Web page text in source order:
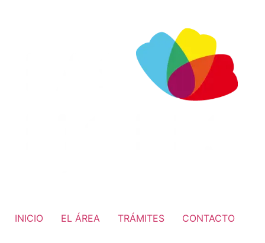
INICIO EL ÁREA TRÁMITES CONTACTO